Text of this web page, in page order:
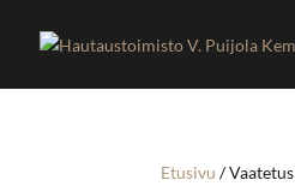
Etusivu / Vaatetus